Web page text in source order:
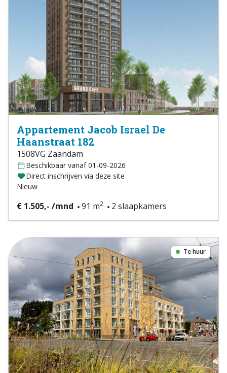
Appartement Jacob Israel De
Haanstraat 182
1508VG Zaandam
Beschikbaar vanaf 01-09-2026
Direct inschrijven via deze site
Nieuw
€ 1.505,- /mnd 91 m2 2 slaapkamers
Te huur